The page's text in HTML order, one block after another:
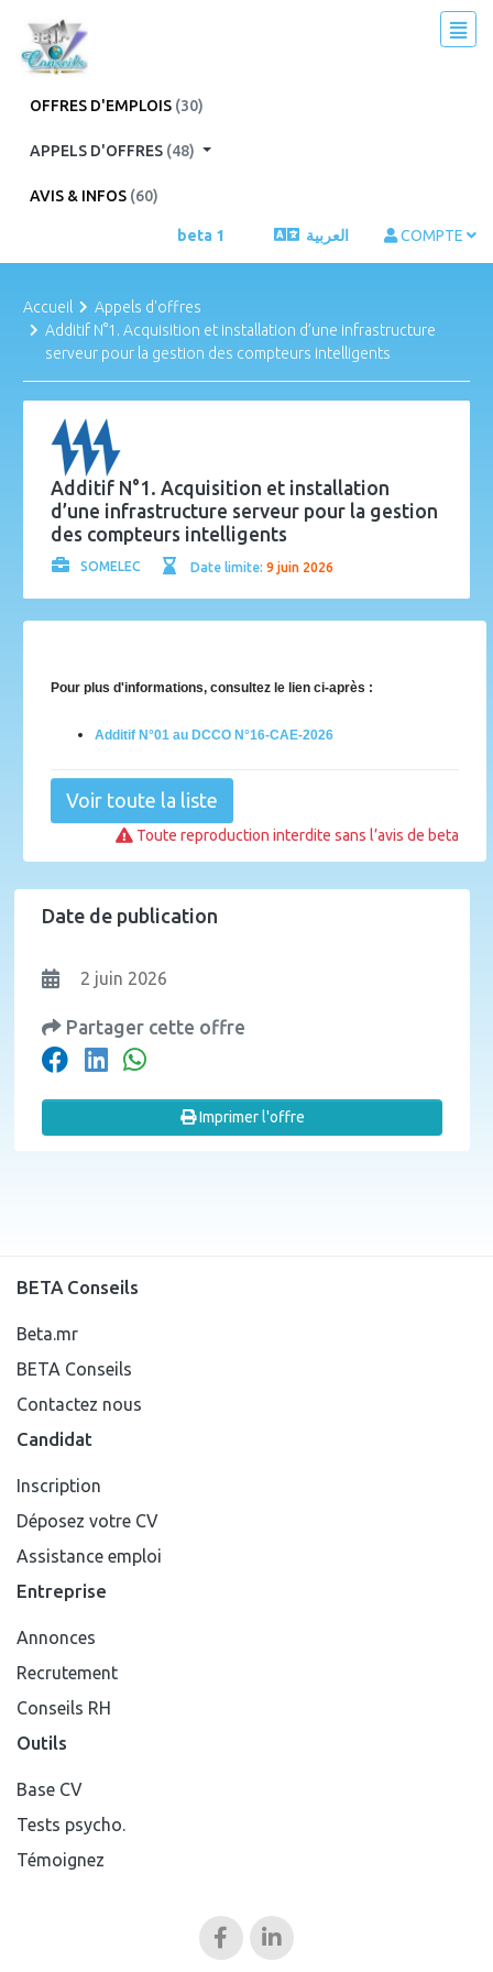
OFFRES D'EMPLOIS (30)
APPELS D'OFFRES (48)
AVIS & INFOS (60)
beta 1 العربية COMPTE
Accueil
Appels d'offres
Additif N°1. Acquisition et installation d’une infrastructure
serveur pour la gestion des compteurs intelligents
Additif N°1. Acquisition et installation
d’une infrastructure serveur pour la gestion
des compteurs intelligents
SOMELEC Date limite: 9 juin 2026
Pour plus d'informations, consultez le lien ci-après :
Additif N°01 au DCCO N°16-CAE-2026
Voir toute la liste
Toute reproduction interdite sans l’avis de beta
Date de publication
2 juin 2026
Partager cette offre
Imprimer l'offre
BETA Conseils
Beta.mr
BETA Conseils
Contactez nous
Candidat
Inscription
Déposez votre CV
Assistance emploi
Entreprise
Annonces
Recrutement
Conseils RH
Outils
Base CV
Tests psycho.
Témoignez